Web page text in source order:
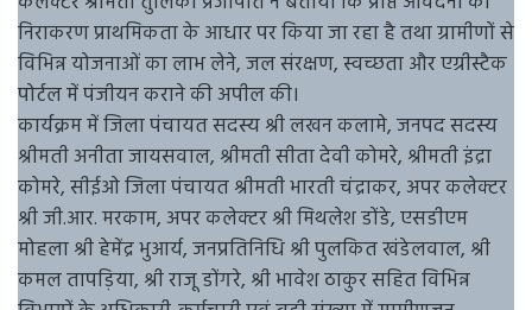
निराकरण प्राथमिकता के आधार पर किया जा रहा है तथा ग्रामीणों से
विभिन्न योजनाओं का लाभ लेने, जल संरक्षण, स्वच्छता और एग्रीस्टैक
पोर्टल में पंजीयन कराने की अपील की।
कार्यक्रम में जिला पंचायत सदस्य श्री लखन कलामे, जनपद सदस्य
श्रीमती अनीता जायसवाल, श्रीमती सीता देवी कोमरे, श्रीमती इंद्रा
कोमरे, सीईओ जिला पंचायत श्रीमती भारती चंद्राकर, अपर कलेक्टर
श्री जी.आर. मरकाम, अपर कलेक्टर श्री मिथलेश डोंडे, एसडीएम
मोहला श्री हेमेंद्र भुआर्य, जनप्रतिनिधि श्री पुलकित खंडेलवाल, श्री
कमल तापड़िया, श्री राजू डोंगरे, श्री भावेश ठाकुर सहित विभिन्न